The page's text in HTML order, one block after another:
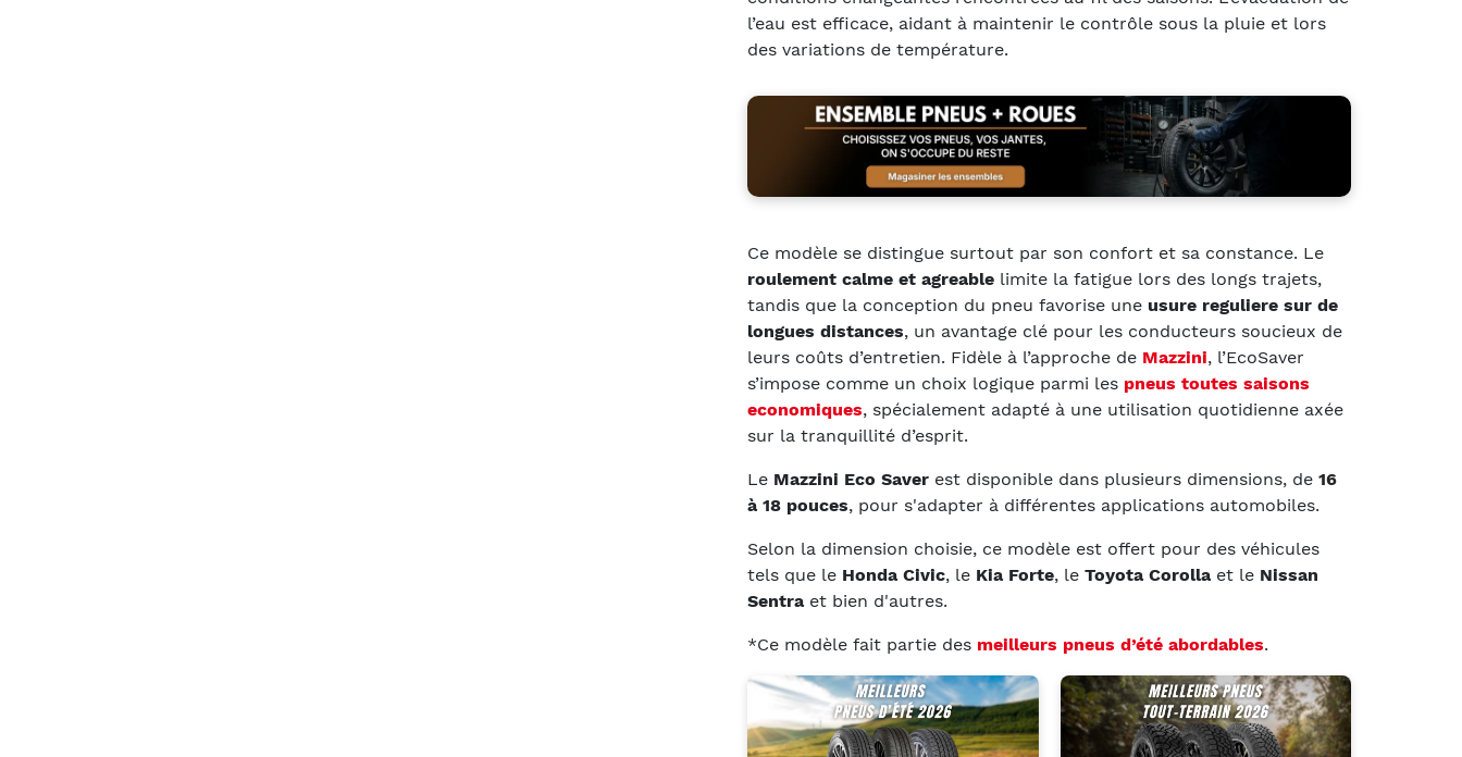
l’eau est efficace, aidant à maintenir le contrôle sous la pluie et lors
des variations de température.
Ce modèle se distingue surtout par son confort et sa constance. Le
roulement calme et agreable limite la fatigue lors des longs trajets,
tandis que la conception du pneu favorise une usure reguliere sur de
longues distances, un avantage clé pour les conducteurs soucieux de
leurs coûts d’entretien. Fidèle à l’approche de Mazzini, l’EcoSaver
s’impose comme un choix logique parmi les pneus toutes saisons
economiques, spécialement adapté à une utilisation quotidienne axée
sur la tranquillité d’esprit.
Le Mazzini Eco Saver est disponible dans plusieurs dimensions, de 16
à 18 pouces, pour s'adapter à différentes applications automobiles.
Selon la dimension choisie, ce modèle est offert pour des véhicules
tels que le Honda Civic, le Kia Forte, le Toyota Corollaet le Nissan
Sentraet bien d'autres.
*Ce modèle fait partie des meilleurs pneus d’été abordables.